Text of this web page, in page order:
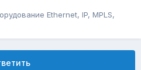
Ethernet, IP, MPLS,